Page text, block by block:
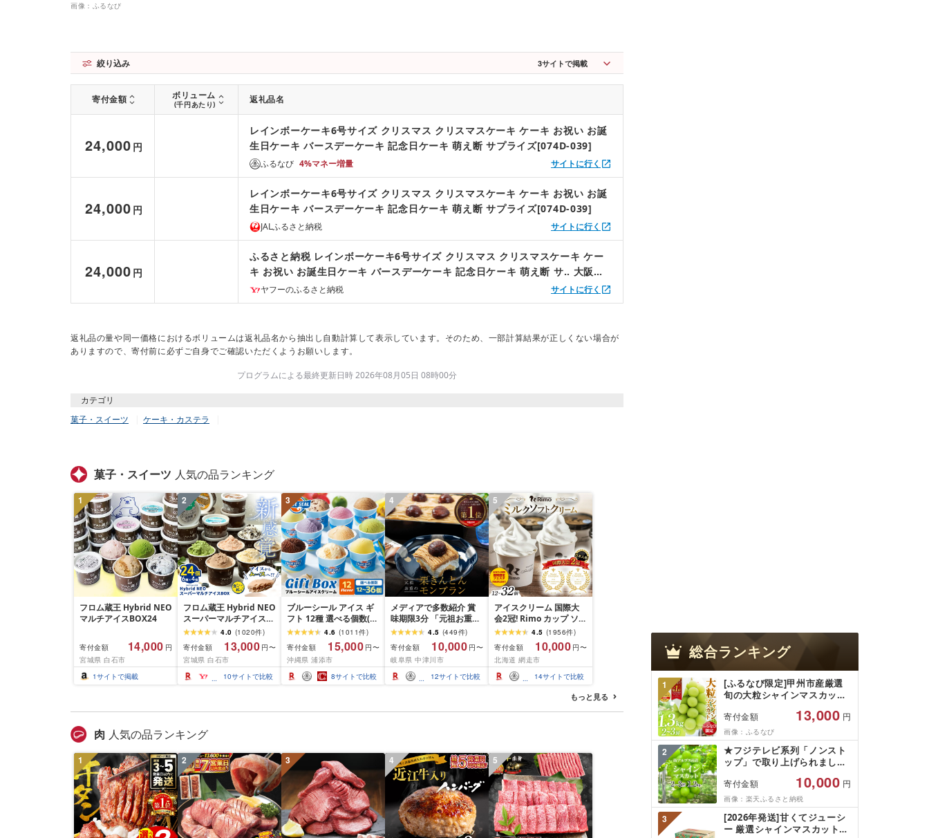
画像：ふるなび
絞り込み 3サイトで掲載
寄付金額 ボリューム
(千円あたり) 返礼品名
24,000 円
ふるなび
レインボーケーキ6号サイズ クリスマス クリスマスケーキ ケーキ お祝い お誕
生日ケーキ バースデーケーキ 記念日ケーキ 萌え断 サプライズ[074D-039]
4%マネー増量 サイトに行く
24,000 円
JALふるさと納税
レインボーケーキ6号サイズ クリスマス クリスマスケーキ ケーキ お祝い お誕
生日ケーキ バースデーケーキ 記念日ケーキ 萌え断 サプライズ[074D-039]
サイトに行く
24,000 円
ヤフーのふるさと納税
ふるさと納税 レインボーケーキ6号サイズ クリスマス クリスマスケーキ ケー
キ お祝い お誕生日ケーキ バースデーケーキ 記念日ケーキ 萌え断 サ.. 大阪府
泉南市
サイトに行く
返礼品の量や同一価格におけるボリュームは返礼品名から抽出し自動計算して表示しています。そのため、一部計算結果が正しくない場合が
ありますので、寄付前に必ずご自身でご確認いただくようお願いします。
プログラムによる最終更新日時 2026年08月05日 08時00分
カテゴリ
菓子・スイーツ
ケーキ・カステラ
菓子・スイーツ 人気の品ランキング
1
フロム蔵王 Hybrid NEO
マルチアイスBOX24
寄付金額 14,000 円
宮城県 白石市
1サイトで掲載
2
フロム蔵王 Hybrid NEO
スーパーマルチアイス
BOX 24個 6種 各4個 |
クッキーミルク キャラ
メル ミルク チョコ いち
ご 抹茶 アイス カップ ス
イーツ 白石市 山田乳業
ふるさと納税 宮城県 白
4.0 (1020件)
寄付金額
13,000 円〜
宮城県 白石市
10サイトで比較
3
ブルーシール アイス ギ
フト 12種 選べる個数(12
個〜36個)[高評価
★4.58]| ブルーシールア
イス ブルーシールアイ
スクリーム 着日指定可
能 送料無料 ジェラート
沖縄県 バースデー 贈り
4.6 (1011件)
寄付金額
15,000 円〜
沖縄県 浦添市
8サイトで比較
4
メディアで多数紹介 賞
味期限3分 「元祖お重の
栗きんとんモンブラン」
未来のご褒美 スイーツ
栗 モンブラン くりきん
とん デザート ご褒美 お
取り寄せ くり お菓子 菓
4.5 (449件)
寄付金額
10,000 円〜
岐阜県 中津川市
12サイトで比較
5
アイスクリーム 国際大
会2冠! Rimo カップ ソフ
トクリーム 選べる
120ml × 12~32個 [ ふる
さと納税 アイス ふるさ
と納税 アイスクリーム
セット ふるさと納税 ジ
ェラート 北海道 人気 ス
イーツ ランキング お菓
4.5 (1956件)
寄付金額
10,000 円〜
北海道 網走市
14サイトで比較
もっと見る
肉 人気の品ランキング
1 2 3 4 5
総合ランキング
1
[ふるなび限定]甲州市産厳選
旬の大粒シャインマスカット
(MG)B12-472 FN-Limited-
VO シャインマスカット フル
ーツ
寄付金額 13,000 円
画像：ふるなび
2
★フジテレビ系列「ノンスト
ップ」で取り上げられました!
ルプス市産シャインマスカッ
ト1.2kg以上(2〜3房)ふるさと
納税 おすすめ 山梨県 南アル
プス市 送料無料 AL
寄付金額 10,000 円
画像：楽天ふるさと納税
3
[2026年発送]甘くてジューシ
ー 厳選シャインマスカット